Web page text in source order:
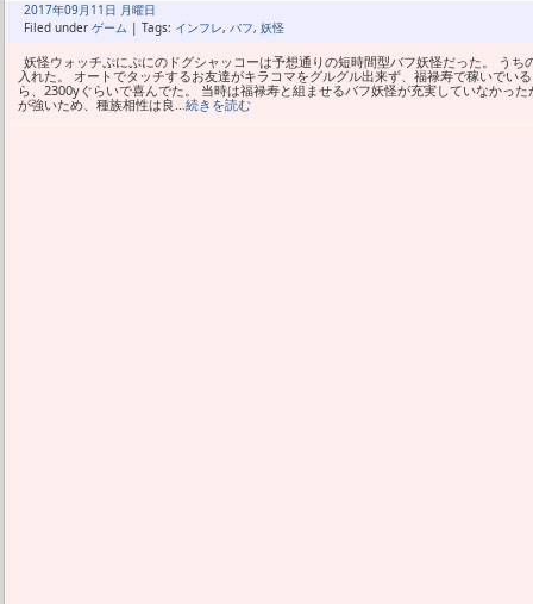
2017年09月 11日 月曜日
Filed under ゲーム | Tags: インフレ, バフ, 妖怪
妖怪ウォッチぷにぷにのドグシャッコーは予想通りの短時間型バフ妖怪だった。 う
入れた。 オートでタッチするお友達がキラコマをグルグル出来ず、福禄寿で稼いでい
ら、2300yぐらいで喜んでた。 当時は福禄寿と組ませるバフ妖怪が充実していなかっ
が強いため、種族相性は良 …続きを読む